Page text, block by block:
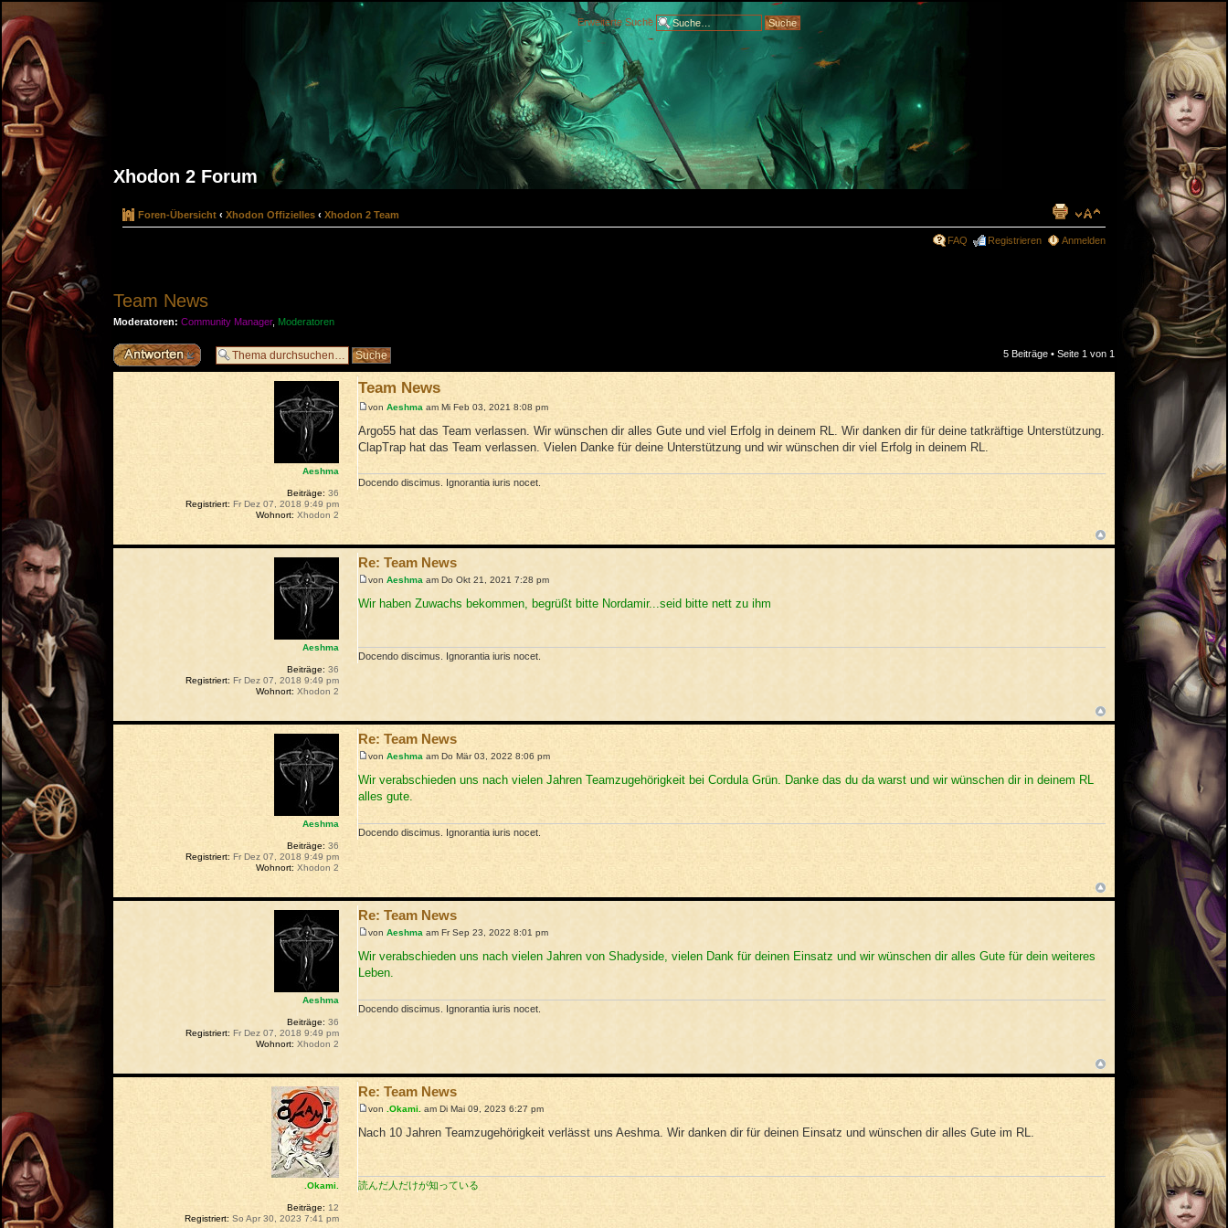
Erweiterte Suche
Xhodon 2 Forum
Foren-Übersicht ‹ Xhodon Offizielles ‹ Xhodon 2 Team
FAQ Registrieren Anmelden
Team News
Moderatoren: Community Manager, Moderatoren
Antwort erstellen 5 Beiträge • Seite 1 von 1
Team News
vonAeshma am Mi Feb 03, 2021 8:08 pm
Argo55 hat das Team verlassen. Wir wünschen dir alles Gute und viel Erfolg in deinem RL. Wir danken dir für deine tatkräftige Unterstützung.
ClapTrap hat das Team verlassen. Vielen Danke für deine Unterstützung und wir wünschen dir viel Erfolg in deinem RL.
Docendo discimus. Ignorantia iuris nocet.
Aeshma
Beiträge: 36
Registriert: Fr Dez 07, 2018 9:49 pm
Wohnort: Xhodon 2
Re: Team News
vonAeshma am Do Okt 21, 2021 7:28 pm
Wir haben Zuwachs bekommen, begrüßt bitte Nordamir...seid bitte nett zu ihm
Docendo discimus. Ignorantia iuris nocet.
Aeshma
Beiträge: 36
Registriert: Fr Dez 07, 2018 9:49 pm
Wohnort: Xhodon 2
Re: Team News
vonAeshma am Do Mär 03, 2022 8:06 pm
Wir verabschieden uns nach vielen Jahren Teamzugehörigkeit bei Cordula Grün. Danke das du da warst und wir wünschen dir in deinem RL
alles gute.
Docendo discimus. Ignorantia iuris nocet.
Aeshma
Beiträge: 36
Registriert: Fr Dez 07, 2018 9:49 pm
Wohnort: Xhodon 2
Re: Team News
vonAeshma am Fr Sep 23, 2022 8:01 pm
Wir verabschieden uns nach vielen Jahren von Shadyside, vielen Dank für deinen Einsatz und wir wünschen dir alles Gute für dein weiteres
Leben.
Docendo discimus. Ignorantia iuris nocet.
Aeshma
Beiträge: 36
Registriert: Fr Dez 07, 2018 9:49 pm
Wohnort: Xhodon 2
Re: Team News
von .Okami. am Di Mai 09, 2023 6:27 pm
Nach 10 Jahren Teamzugehörigkeit verlässt uns Aeshma. Wir danken dir für deinen Einsatz und wünschen dir alles Gute im RL.
読んだ人だけが知っている
.Okami.
Beiträge: 12
Registriert: So Apr 30, 2023 7:41 pm